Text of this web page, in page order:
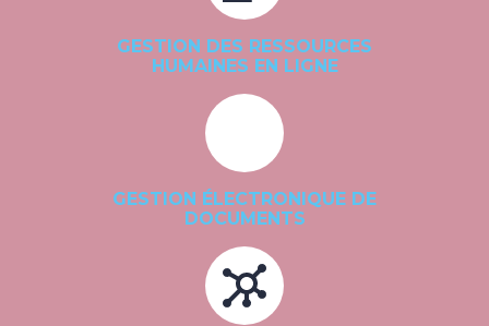
GESTION DES RESSOURCES
HUMAINES EN LIGNE
GESTION ÉLECTRONIQUE DE
DOCUMENTS